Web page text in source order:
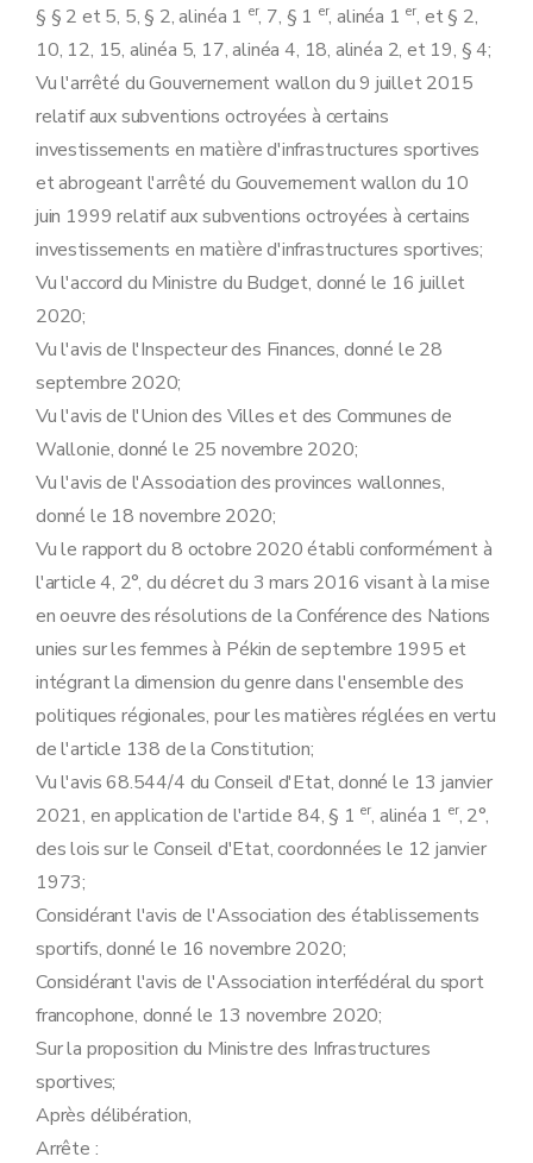
Art. 22
Chapitre V Subventions de promotion
Art. 23
Art. 24
Art. 25
Chapitre VI
Dispositions finales
Art. 26
Art. 27
§ § 2 et 5, 5, § 2, alinéa 1 er, 7, § 1 er, alinéa 1 er, et § 2,
10, 12, 15, alinéa 5, 17, alinéa 4, 18, alinéa 2, et 19, § 4;
Vu l'arrêté du Gouvernement wallon du 9 juillet 2015
relatif aux subventions octroyées à certains
investissements en matière d'infrastructures sportives
et abrogeant l'arrêté du Gouvernement wallon du 10
juin 1999 relatif aux subventions octroyées à certains
investissements en matière d'infrastructures sportives;
Vu l'accord du Ministre du Budget, donné le 16 juillet
2020;
Vu l'avis de l'Inspecteur des Finances, donné le 28
septembre 2020;
Vu l'avis de l'Union des Villes et des Communes de
Wallonie, donné le 25 novembre 2020;
Vu l'avis de l'Association des provinces wallonnes,
donné le 18 novembre 2020;
Vu le rapport du 8 octobre 2020 établi conformément à
l'article 4, 2°, du décret du 3 mars 2016 visant à la mise
en oeuvre des résolutions de la Conférence des Nations
unies sur les femmes à Pékin de septembre 1995 et
intégrant la dimension du genre dans l'ensemble des
politiques régionales, pour les matières réglées en vertu
de l'article 138 de la Constitution;
Vu l'avis 68.544/4 du Conseil d'Etat, donné le 13 janvier
2021, en application de l'article 84, § 1 er, alinéa 1 er, 2°,
des lois sur le Conseil d'Etat, coordonnées le 12 janvier
1973;
Considérant l'avis de l'Association des établissements
sportifs, donné le 16 novembre 2020;
Considérant l'avis de l'Association interfédéral du sport
francophone, donné le 13 novembre 2020;
Sur la proposition du Ministre des Infrastructures
sportives;
Après délibération,
Arrête :